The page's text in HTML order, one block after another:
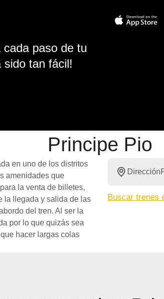
paso de tu
sido tan fácil!
Principe Pio
en uno de los distritos
amenidades que
la venta de billetes,
la llegada y salida de las
del tren. Al ser la
por lo que quizás sea
hacer largas colas
Dirección
Buscar trenes